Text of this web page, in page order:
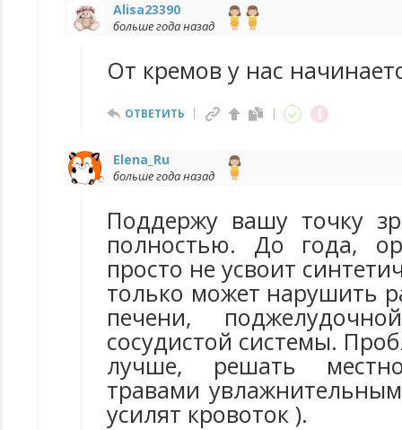
Alisa23390
больше года назад
От кремов у нас
ОТВЕТИТЬ
Elena_Ru
больше года назад
Поддержу вашу точку
полностью. До года,
просто не усвоит
только может нарушить
печени,
сосудистой системы.
лучше, решать
травами
усилят кровоток ).